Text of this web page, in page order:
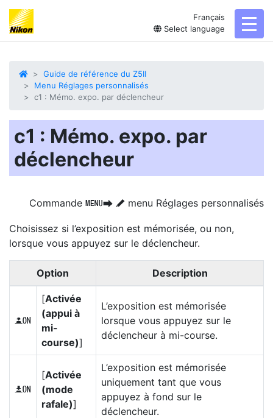
Français
Select language
Guide de référence du Z5II
Menu Réglages personnalisés
c1 : Mémo. expo. par déclencheur
c1 : Mémo. expo. par
déclencheur
Commande GU A menu Réglages personnalisés
Choisissez si l’exposition est mémorisée, ou non,
lorsque vous appuyez sur le déclencheur.
Option Description
O
[Activée
(appui à
mi-
course)]
L’exposition est mémorisée
lorsque vous appuyez sur le
déclencheur à mi-course.
P
[Activée
(mode
rafale)]
L’exposition est mémorisée
uniquement tant que vous
appuyez à fond sur le
déclencheur.